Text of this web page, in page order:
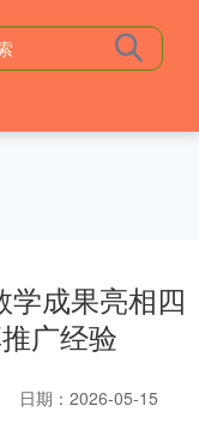
学成果亮相四
广经验
日期：2026-05-15